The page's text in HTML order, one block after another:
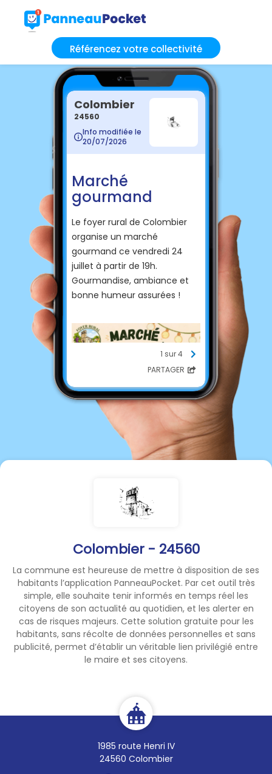
Référencez votre collectivité
Colombier - 24560
La commune est heureuse de mettre à disposition de ses
habitants l’application PanneauPocket. Par cet outil très
simple, elle souhaite tenir informés en temps réel les
citoyens de son actualité au quotidien, et les alerter en
cas de risques majeurs. Cette solution gratuite pour les
habitants, sans récolte de données personnelles et sans
publicité, permet d’établir un véritable lien privilégié entre
le maire et ses citoyens.
1985 route Henri IV
24560 Colombier
Colombier
24560
Info modifiée le
20/07/2026
Marché
gourmand
Le foyer rural de Colombier
organise un marché
gourmand ce vendredi 24
juillet à partir de 19h.
Gourmandise, ambiance et
bonne humeur assurées !
1 sur 4
PARTAGER